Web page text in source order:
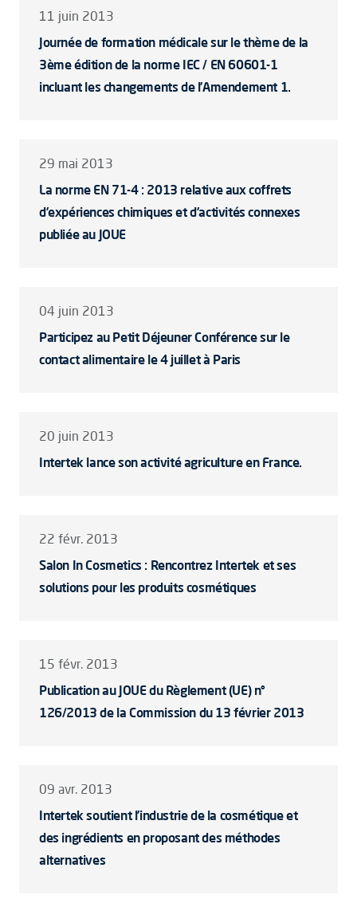
11 juin 2013
Journée de formation médicale sur le thème de la
3ème édition de la norme IEC / EN 60601-1
incluant les changements de l’Amendement 1.
29 mai 2013
La norme EN 71-4 : 2013 relative aux coffrets
d’expériences chimiques et d’activités connexes
publiée au JOUE
04 juin 2013
Participez au Petit Déjeuner Conférence sur le
contact alimentaire le 4 juillet à Paris
20 juin 2013
Intertek lance son activité agriculture en France.
22 févr. 2013
Salon In Cosmetics : Rencontrez Intertek et ses
solutions pour les produits cosmétiques
15 févr. 2013
Publication au JOUE du Règlement (UE) n°
126/2013 de la Commission du 13 février 2013
09 avr. 2013
Intertek soutient l’industrie de la cosmétique et
des ingrédients en proposant des méthodes
alternatives